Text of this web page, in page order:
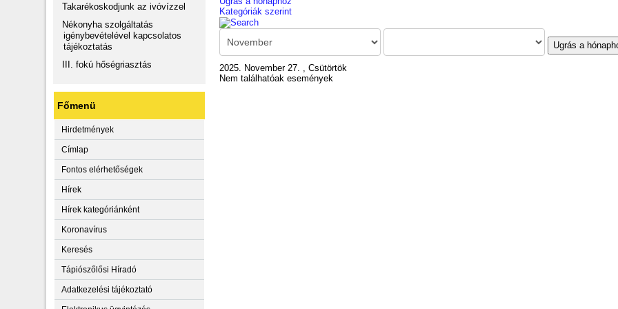
Takarékoskodjunk az ivóvízzel
Nékonyha szolgáltatás
igénybevételével kapcsolatos
tájékoztatás
III. fokú hőségriasztás
Főmenü
Hirdetmények
Címlap
Fontos elérhetőségek
Hírek
Hírek kategóriánként
Koronavírus
Keresés
Tápiószőlősi Híradó
Adatkezelési tájékoztató
Kategóriák szerint
Ugrás a
2025. November 27. , Csütörtök
Nem találhatóak események